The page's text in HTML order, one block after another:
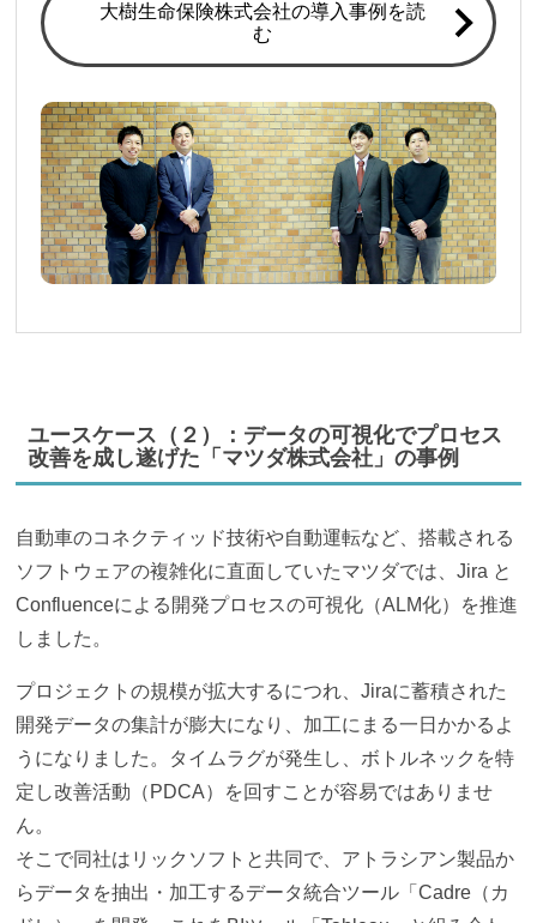
大樹生命保険株式会社の導入事例を読
む
ユースケース（２）：データの可視化でプロセス
改善を成し遂げた「マツダ株式会社」の事例
自動車のコネクティッド技術や自動運転など、搭載される
ソフトウェアの複雑化に直面していたマツダでは、Jira と
Confluenceによる開発プロセスの可視化（ALM化）を推進
しました。
プロジェクトの規模が拡大するにつれ、Jiraに蓄積された
開発データの集計が膨大になり、加工にまる一日かかるよ
うになりました。タイムラグが発生し、ボトルネックを特
定し改善活動（PDCA）を回すことが容易ではありませ
ん。
そこで同社はリックソフトと共同で、アトラシアン製品か
らデータを抽出・加工するデータ統合ツール「Cadre（カ